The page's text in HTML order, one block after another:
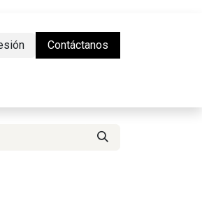
Contáctanos